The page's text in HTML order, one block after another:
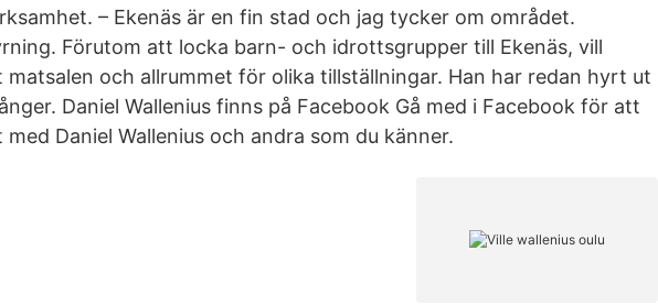
– Ekenäs är en fin stad och jag tycker om området.
Förutom att locka barn- och idrottsgrupper till Ekenäs, vill
matsalen och allrummet för olika tillställningar. Han har redan hyrt ut
Daniel Wallenius finns på Facebook Gå med i Facebook för att
Daniel Wallenius och andra som du känner.